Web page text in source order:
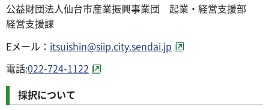
公益財団法人仙台市産業振興事業団 起業・経営支援部
経営支援課
Eメール： itsuishin@siip.city.sendai.jp
電話:022-724-1122
採択について